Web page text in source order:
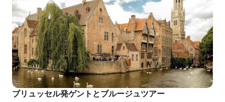
ブリュッセル発ゲントとブルージュツアー